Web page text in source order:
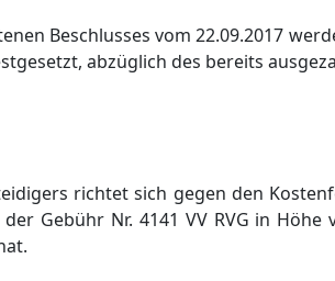
Beschlusses vom 22.09.2017
abzüglich des bereits
richtet sich gegen den
Gebühr Nr. 4141 VV RVG in